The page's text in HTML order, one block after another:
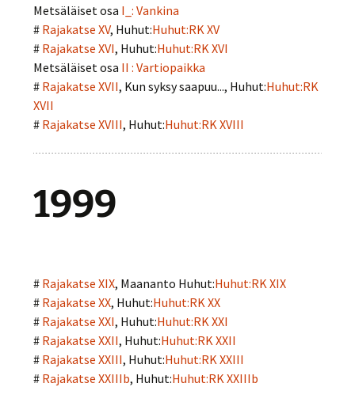
Metsäläiset osa I_: Vankina
# Rajakatse XV, Huhut:Huhut:RK XV
# Rajakatse XVI, Huhut:Huhut:RK XVI
Metsäläiset osa II : Vartiopaikka
# Rajakatse XVII, Kun syksy saapuu..., Huhut:Huhut:RK
XVII
# Rajakatse XVIII, Huhut:Huhut:RK XVIII
1999
# Rajakatse XIX, Maananto Huhut:Huhut:RK XIX
# Rajakatse XX, Huhut:Huhut:RK XX
# Rajakatse XXI, Huhut:Huhut:RK XXI
# Rajakatse XXII, Huhut:Huhut:RK XXII
# Rajakatse XXIII, Huhut:Huhut:RK XXIII
# Rajakatse XXIIIb, Huhut:Huhut:RK XXIIIb